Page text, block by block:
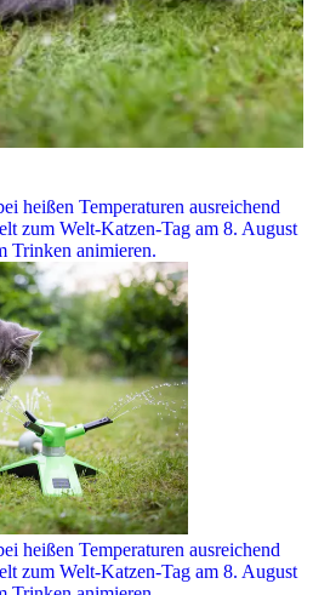
heißen Temperaturen ausreichend
zum Welt-Katzen-Tag am 8. August
Trinken animieren.
heißen Temperaturen ausreichend
zum Welt-Katzen-Tag am 8. August